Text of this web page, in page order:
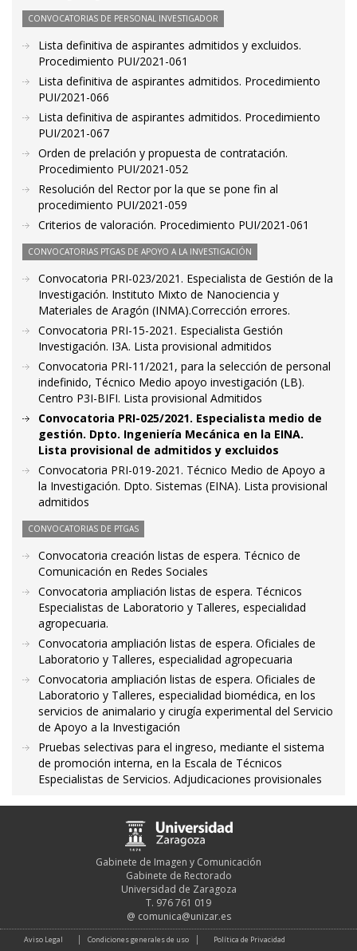
CONVOCATORIAS DE PERSONAL INVESTIGADOR
Lista definitiva de aspirantes admitidos y excluidos.
Procedimiento PUI/2021-061
Lista definitiva de aspirantes admitidos. Procedimiento
PUI/2021-066
Lista definitiva de aspirantes admitidos. Procedimiento
PUI/2021-067
Orden de prelación y propuesta de contratación.
Procedimiento PUI/2021-052
Resolución del Rector por la que se pone fin al
procedimiento PUI/2021-059
Criterios de valoración. Procedimiento PUI/2021-061
CONVOCATORIAS PTGAS DE APOYO A LA INVESTIGACIÓN
Convocatoria PRI-023/2021. Especialista de Gestión de la
Investigación. Instituto Mixto de Nanociencia y
Materiales de Aragón (INMA).Corrección errores.
Convocatoria PRI-15-2021. Especialista Gestión
Investigación. I3A. Lista provisional admitidos
Convocatoria PRI-11/2021, para la selección de personal
indefinido, Técnico Medio apoyo investigación (LB).
Centro P3I-BIFI. Lista provisional Admitidos
Convocatoria PRI-025/2021. Especialista medio de
gestión. Dpto. Ingeniería Mecánica en la EINA.
Lista provisional de admitidos y excluidos
Convocatoria PRI-019-2021. Técnico Medio de Apoyo a
la Investigación. Dpto. Sistemas (EINA). Lista provisional
admitidos
CONVOCATORIAS DE PTGAS
Convocatoria creación listas de espera. Técnico de
Comunicación en Redes Sociales
Convocatoria ampliación listas de espera. Técnicos
Especialistas de Laboratorio y Talleres, especialidad
agropecuaria.
Convocatoria ampliación listas de espera. Oficiales de
Laboratorio y Talleres, especialidad agropecuaria
Convocatoria ampliación listas de espera. Oficiales de
Laboratorio y Talleres, especialidad biomédica, en los
servicios de animalario y cirugía experimental del Servicio
de Apoyo a la Investigación
Pruebas selectivas para el ingreso, mediante el sistema
de promoción interna, en la Escala de Técnicos
Especialistas de Servicios. Adjudicaciones provisionales
Gabinete de Imagen y Comunicación
Gabinete de Rectorado
Universidad de Zaragoza
T. 976 761 019
@ comunica@unizar.es
Aviso Legal Condiciones generales de uso Política de Privacidad